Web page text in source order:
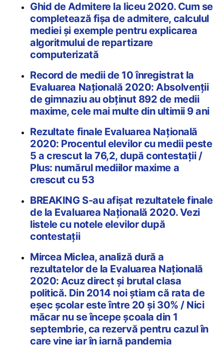
Ghid de Admitere la liceu 2020. Cum se
completează fișa de admitere, calculul
mediei și exemple pentru explicarea
algoritmului de repartizare
computerizată
Record de medii de 10 înregistrat la
Evaluarea Națională 2020: Absolvenții
de gimnaziu au obținut 892 de medii
maxime, cele mai multe din ultimii 9 ani
Rezultate finale Evaluarea Națională
2020: Procentul elevilor cu medii peste
5 a crescut la 76,2, după contestații /
Plus: numărul mediilor maxime a
crescut cu 53
BREAKING S-au afișat rezultatele finale
de la Evaluarea Națională 2020. Vezi
listele cu notele elevilor după
contestații
Mircea Miclea, analiză dură a
rezultatelor de la Evaluarea Națională
2020: Acuz direct și brutal clasa
politică. Din 2014 noi știam că rata de
eșec școlar este între 20 și 30% / Nici
măcar nu se începe școala din 1
septembrie, ca rezervă pentru cazul în
care vine iar în iarnă pandemia